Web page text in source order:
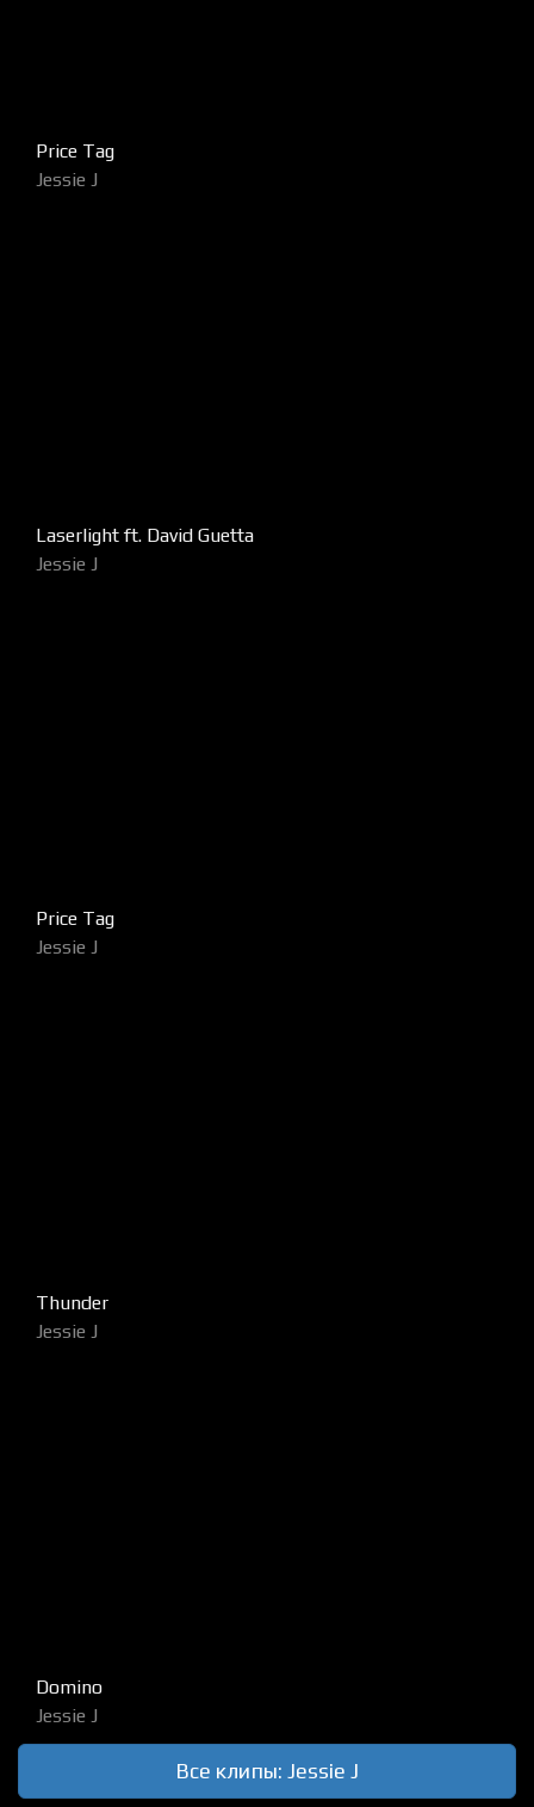
Price Tag
Jessie J
Laserlight ft. David Guetta
Jessie J
Price Tag
Jessie J
Thunder
Jessie J
Domino
Jessie J
Все клипы: Jessie J